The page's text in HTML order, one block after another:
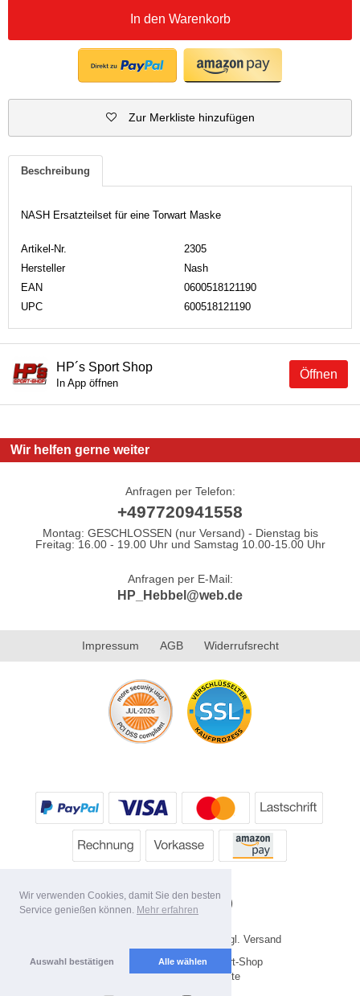
Wir verwenden Cookies, damit Sie den besten
Service genießen können. Mehr erfahren
Auswahl bestätigen Alle wählen
In den Warenkorb
Zur Merkliste hinzufügen
Beschreibung
NASH Ersatzteilset für eine Torwart Maske
Artikel-Nr.
2305
Hersteller
Nash
EAN
0600518121190
UPC
600518121190
Öffnen
HP´s Sport Shop
In App öffnen
Wir helfen gerne weiter
Anfragen per Telefon:
+497720941558
Montag: GESCHLOSSEN (nur Versand) - Dienstag bis
Freitag: 16.00 - 19.00 Uhr und Samstag 10.00-15.00 Uhr
Anfragen per E-Mail:
HP_Hebbel@web.de
Impressum AGB Widerrufsrecht
* Alle Preise inkl. MwSt. evtl. zzgl. Versand
Copyright 2026 by HP's Sport-Shop
Mobile Shop by Shopgate